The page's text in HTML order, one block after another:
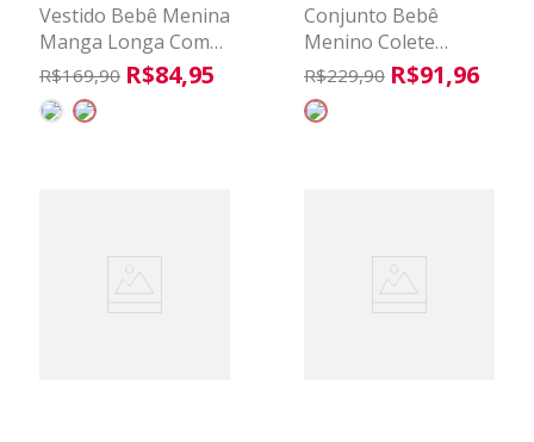
Vestido Bebê Menina
Manga Longa Com
Gola Colorittá Cinza
R$169,90 R$84,95
Conjunto Bebê
Menino Colete
Peluciado Colorittá
Bege
R$229,90 R$91,96